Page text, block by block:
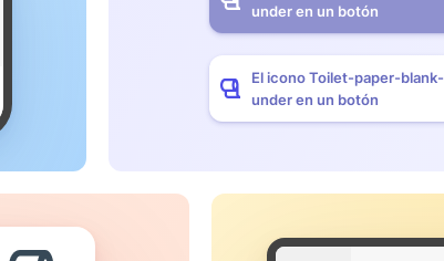
under en un botón
El icono Toilet-paper-blank-
under en un botón